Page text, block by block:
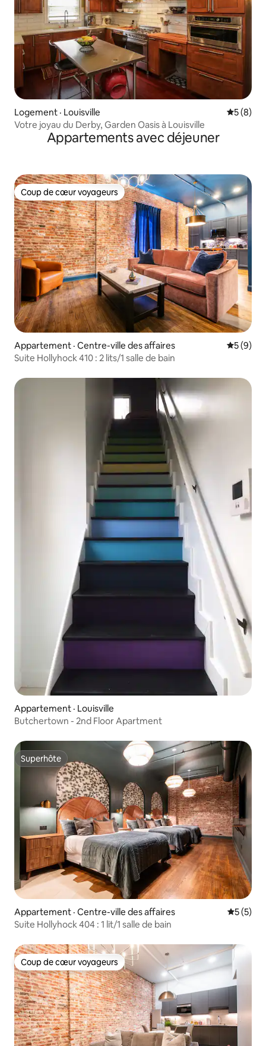
Logement · Louisville Note
5 (8)
Votre joyau du Derby, Garden Oasis à Louisville
Appartements avec déjeuner
Coup de cœur voyageurs
Coup de cœur voyageurs
Appartement · Centre-ville des affaires Note
5 (9)
Suite Hollyhock 410 : 2 lits/1 salle de bain
Appartement · Louisville
Butchertown - 2nd Floor Apartment
Superhôte
Superhôte
Appartement · Centre-ville des affaires Note
5 (5)
Suite Hollyhock 404 : 1 lit/1 salle de bain
Coup de cœur voyageurs
Coup de cœur voyageurs